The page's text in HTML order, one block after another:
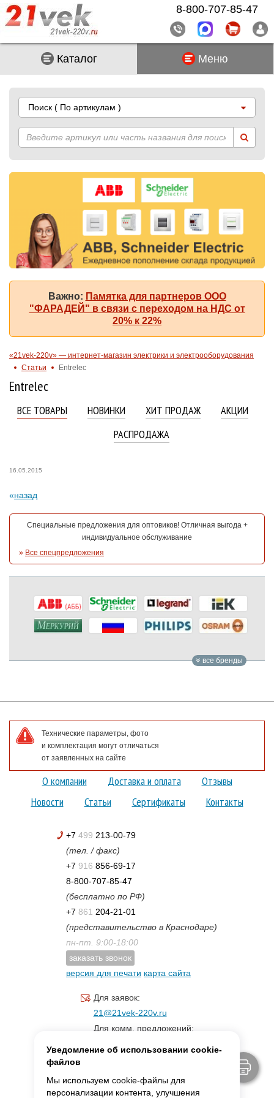
Каталог Меню
Поиск ( По артикулам )
Важно: Памятка для партнеров ООО
"ФАРАДЕЙ" в связи с переходом на НДС от
20% к 22%
«21vek-220v» — интернет-магазин электрики и электрооборудования
Статьи
Entrelec
Entrelec
ВСЕ ТОВАРЫ НОВИНКИ ХИТ ПРОДАЖ
АКЦИИ
РАСПРОДАЖА
16.05.2015
назад
Специальные предложения для оптовиков! Отличная выгода +
индивидуальное обслуживание
» Все спецпредложения
все бренды
Технические параметры, фото
и комплектация могут отличаться
от заявленных на сайте
О компании Доставка и оплата
Отзывы
Новости
Статьи Сертификаты Контакты
+7 499 213-00-79
(тел. / факс)
+7 916 856-69-17
8-800-707-85-47
(бесплатно по РФ)
+7 861 204-21-01
(представительство в Краснодаре)
пн-пт. 9:00-18:00
заказать звонок
версия для печати карта сайта
Для заявок:
21@21vek-220v.ru
Для комм. предложений:
Уведомление об использовании cookie-
файлов
Мы используем cookie-файлы для
персонализации контента, улучшения
8-800-707-85-47